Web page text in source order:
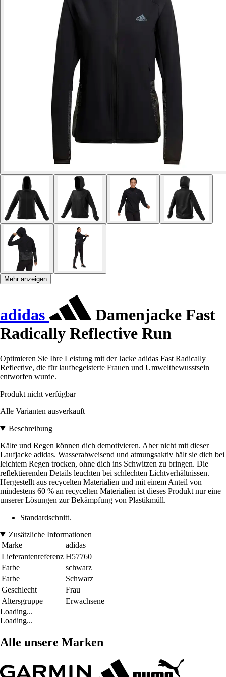
Mehr anzeigen
adidas
Damenjacke Fast
Radically Reflective Run
Optimieren Sie Ihre Leistung mit der Jacke adidas Fast Radically
Reflective, die für laufbegeisterte Frauen und Umweltbewusstsein
entworfen wurde.
Produkt nicht verfügbar
Alle Varianten ausverkauft
Beschreibung
Kälte und Regen können dich demotivieren. Aber nicht mit dieser
Laufjacke adidas. Wasserabweisend und atmungsaktiv hält sie dich bei
leichtem Regen trocken, ohne dich ins Schwitzen zu bringen. Die
reflektierenden Details leuchten bei schlechten Lichtverhältnissen.
Hergestellt aus recycelten Materialien und mit einem Anteil von
mindestens 60 % an recycelten Materialien ist dieses Produkt nur eine
unserer Lösungen zur Bekämpfung von Plastikmüll.
Standardschnitt.
Zusätzliche Informationen
Marke
adidas
Lieferantenreferenz H57760
Farbe
schwarz
Farbe
Schwarz
Geschlecht
Frau
Altersgruppe
Erwachsene
Loading...
Loading...
Alle unsere Marken